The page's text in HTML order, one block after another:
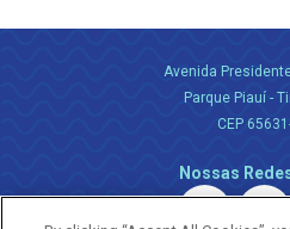
Avenida
Parque Piauí -
CEP
Nossas